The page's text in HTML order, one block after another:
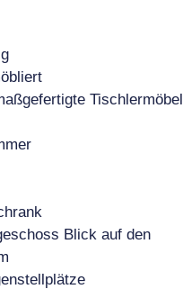
Tischlermöbel
Blick auf den